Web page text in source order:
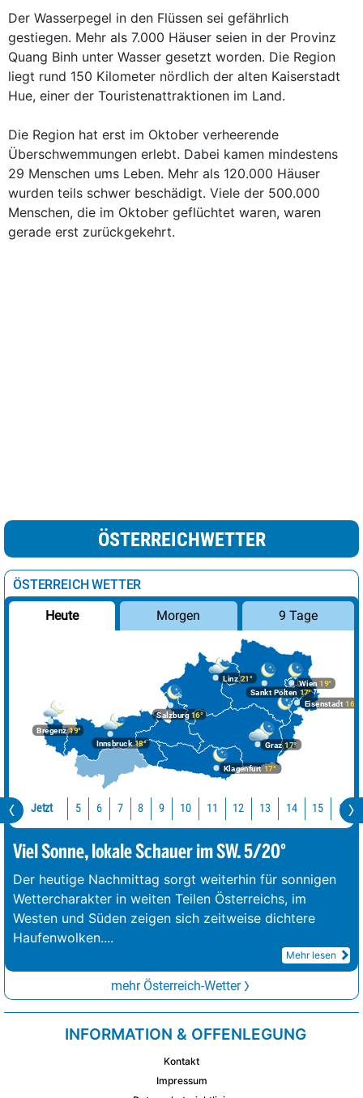
Der Wasserpegel in den Flüssen sei gefährlich
gestiegen. Mehr als 7.000 Häuser seien in der Provinz
Quang Binh unter Wasser gesetzt worden. Die Region
liegt rund 150 Kilometer nördlich der alten Kaiserstadt
Hue, einer der Touristenattraktionen im Land.
Die Region hat erst im Oktober verheerende
Überschwemmungen erlebt. Dabei kamen mindestens
29 Menschen ums Leben. Mehr als 120.000 Häuser
wurden teils schwer beschädigt. Viele der 500.000
Menschen, die im Oktober geflüchtet waren, waren
gerade erst zurückgekehrt.
ÖSTERREICHWETTER
ÖSTERREICH WETTER
Heute Morgen 9 Tage
Bregenz19°
Graz17°
Innsbruck18°
Klagenfurt 17°
Linz21°
Salzburg16°
Wien 19°
Eisenstadt 16°
Sankt Pölten 17°
Jetzt 5 6 7 8 9 10 11 12 13 14 15 16
Viel Sonne, lokale Schauer im SW. 5/20°
Der heutige Nachmittag sorgt weiterhin für sonnigen
Wettercharakter in weiten Teilen Österreichs, im
Westen und Süden zeigen sich zeitweise dichtere
Haufenwolken....
Mehr lesen
mehr Österreich-Wetter
INFORMATION & OFFENLEGUNG
Kontakt
Impressum